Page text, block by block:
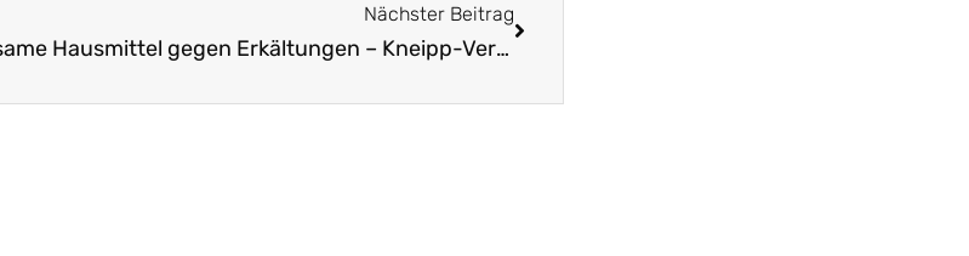
Nächster Beitrag
Wirksame Hausmittel gegen Erkältungen – Kneipp-Verein Schlangen